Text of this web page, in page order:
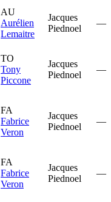
AU
Aurélien
Lemaitre
Jacques
Piednoel
—
TO
Tony
Piccone
Jacques
Piednoel
—
FA
Fabrice
Veron
Jacques
Piednoel
—
FA
Fabrice
Veron
Jacques
Piednoel
—